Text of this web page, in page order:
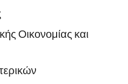
Οικονομίας και